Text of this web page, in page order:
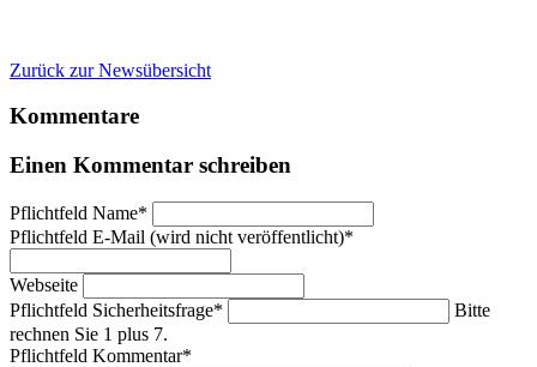
Zurück zur Newsübersicht
Kommentare
Einen Kommentar schreiben
Pflichtfeld Name*
Pflichtfeld E-Mail (wird nicht veröffentlicht)*
Webseite
Pflichtfeld Sicherheitsfrage*
Bitte
rechnen Sie 1 plus 7.
Pflichtfeld Kommentar*